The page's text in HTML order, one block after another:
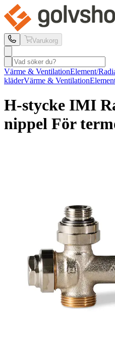
Varukorg
Värme & VentilationElement/
kläderVärme & Ventilation
H-stycke IMI
nippel För